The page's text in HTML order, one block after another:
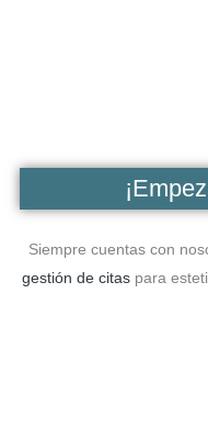
Siempre cuentas con
gestión de citas para